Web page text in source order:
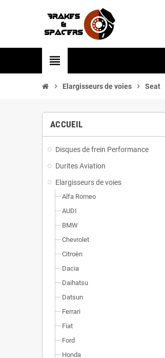
view_headline
chevron_right Elargisseurs de voies chevron_right Seat
ACCUEIL
Disques de frein Performance
Durites Aviation
Elargisseurs de voies
Alfa Romeo
AUDI
BMW
Chevrolet
Citroën
Dacia
Daihatsu
Datsun
Ferrari
Fiat
Ford
Honda